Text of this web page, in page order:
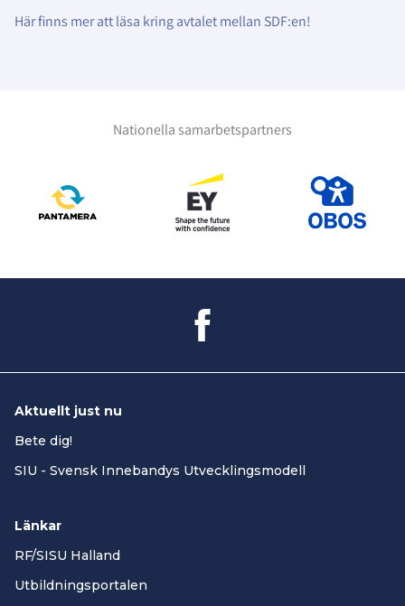
Här finns mer att läsa kring avtalet mellan SDF:en!
Nationella samarbetspartners
Aktuellt just nu
Bete dig!
SIU - Svensk Innebandys Utvecklingsmodell
Länkar
RF/SISU Halland
Utbildningsportalen